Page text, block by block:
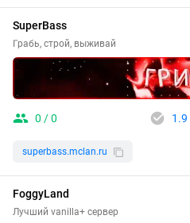
SuperBass
Грабь, строй, выживай
0 / 0 1.9
superbass.mclan.ru
FoggyLand
Лучший vanilla+ сервер